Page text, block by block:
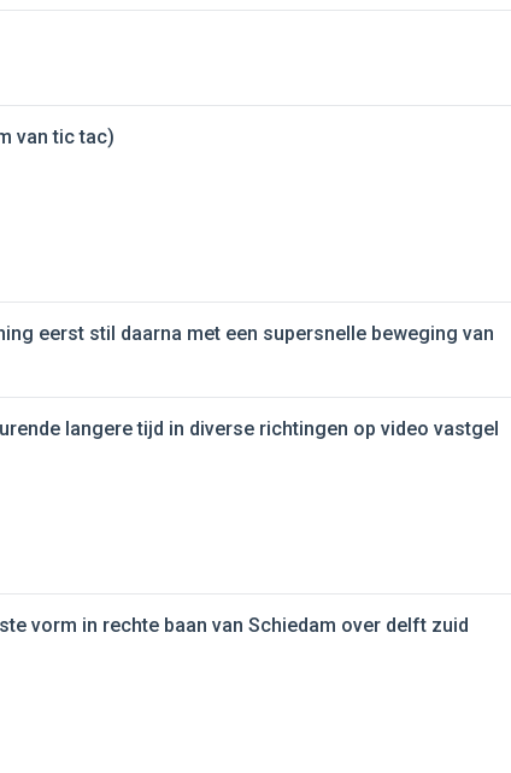
van tic tac)
eerst stil daarna met een supersnelle beweging van
langere tijd in diverse richtingen op video vastgel
vorm in rechte baan van Schiedam over delft zuid